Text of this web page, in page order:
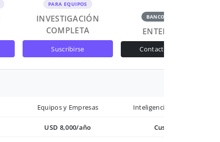
PARA EQUIPOS
INVESTIGACIÓN
COMPLETA
suscribirse
BANCOS Y GOB
ENTERPRISE
contactar ventas
Equipos y Empresas Inteligencia avanzada
USD 8,000/año Custom